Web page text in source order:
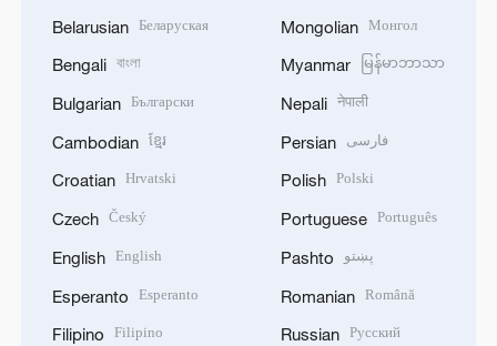
Belarusian Беларуская
Bengali বাংলা
Bulgarian Български
Cambodian ខ្មែរ
Croatian Hrvatski
Czech Český
English English
Esperanto Esperanto
Filipino Filipino
Mongolian Монгол
Myanmar မြန်မာဘာသာ
Nepali नेपाली
Persian فارسی
Polish Polski
Portuguese Português
Pashto پښتو
Romanian Română
Russian Русский